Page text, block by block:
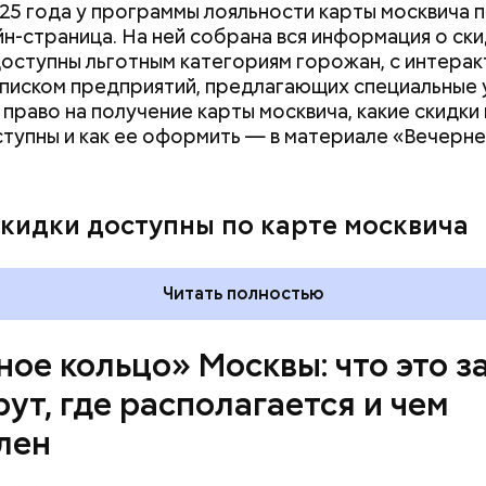
года у программы лояльности карты москвича
страница. На ней собрана вся информация о
льготным категориям горожан, с
предприятий, предлагающих специальные
на получение карты москвича, какие скидки
и как ее оформить — в материале
доступны по карте москвича
Читать полностью
кольцо» Москвы: что это
где располагается и чем
метро «Профсоюзная» до Лосиного Острова.